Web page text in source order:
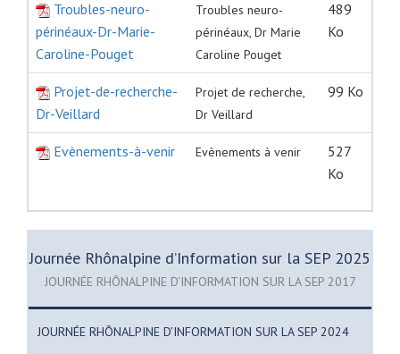
Troubles-neuro-
périnéaux-Dr-Marie-
Caroline-Pouget
Troubles neuro-
périnéaux, Dr Marie
Caroline Pouget
489
Ko
Projet-de-recherche-
Dr-Veillard
Projet de recherche,
Dr Veillard
99 Ko
Evènements-à-venir Evènements à venir
527
Ko
Journée Rhônalpine d’Information sur la SEP 2025
JOURNÉE RHÔNALPINE D’INFORMATION SUR LA SEP 2017
JOURNÉE RHÔNALPINE D’INFORMATION SUR LA SEP 2024